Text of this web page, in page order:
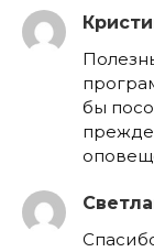
бы
прежде